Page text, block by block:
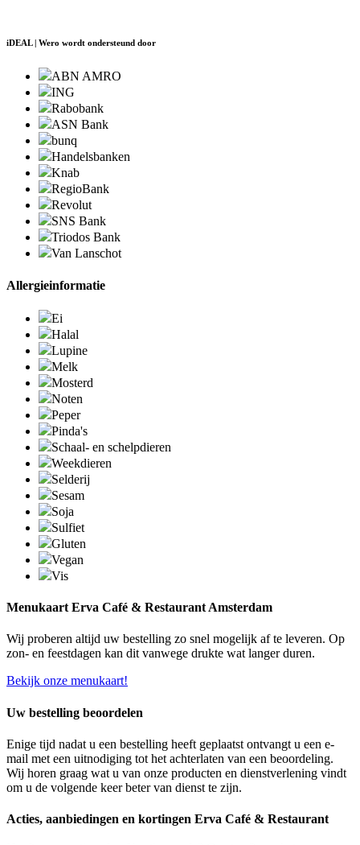
iDEAL | Wero wordt ondersteund door
ABN AMRO
ING
Rabobank
ASN Bank
bunq
Handelsbanken
Knab
RegioBank
Revolut
SNS Bank
Triodos Bank
Van Lanschot
Allergieinformatie
Ei
Halal
Lupine
Melk
Mosterd
Noten
Peper
Pinda's
Schaal- en schelpdieren
Weekdieren
Selderij
Sesam
Soja
Sulfiet
Gluten
Vegan
Vis
Menukaart Erva Café & Restaurant Amsterdam
Wij proberen altijd uw bestelling zo snel mogelijk af te leveren. Op
zon- en feestdagen kan dit vanwege drukte wat langer duren.
Bekijk onze menukaart!
Uw bestelling beoordelen
Enige tijd nadat u een bestelling heeft geplaatst ontvangt u een e-
mail met een uitnodiging tot het achterlaten van een beoordeling.
Wij horen graag wat u van onze producten en dienstverlening vindt
om u de volgende keer beter van dienst te zijn.
Acties, aanbiedingen en kortingen Erva Café & Restaurant